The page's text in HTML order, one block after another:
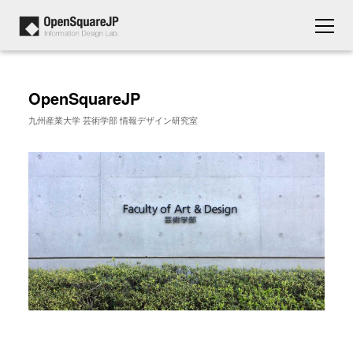
OpenSquareJP
九州産業大学 芸術学部 情報デザイン研究室